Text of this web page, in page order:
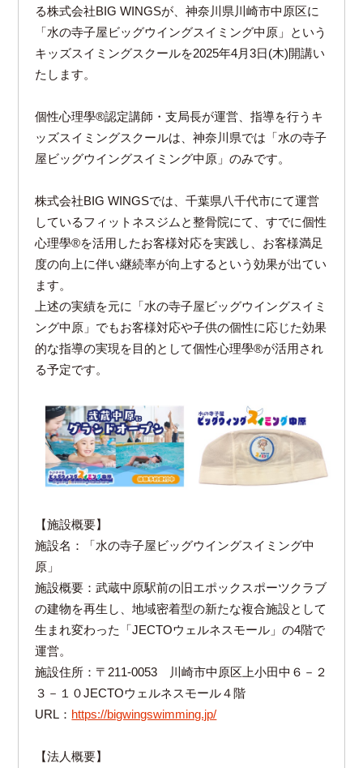
る株式会社BIG WINGSが、神奈川県川崎市中原区に
「水の寺子屋ビッグウイングスイミング中原」という
キッズスイミングスクールを2025年4月3日(木)開講い
たします。
個性心理學®️認定講師・支局長が運営、指導を行うキ
ッズスイミングスクールは、神奈川県では「水の寺子
屋ビッグウイングスイミング中原」のみです。
株式会社BIG WINGSでは、千葉県八千代市にて運営
しているフィットネスジムと整骨院にて、すでに個性
心理學®️を活用したお客様対応を実践し、お客様満足
度の向上に伴い継続率が向上するという効果が出てい
ます。
上述の実績を元に「水の寺子屋ビッグウイングスイミ
ング中原」でもお客様対応や子供の個性に応じた効果
的な指導の実現を目的として個性心理學®️が活用され
る予定です。
【施設概要】
施設名：「水の寺子屋ビッグウイングスイミング中
原」
施設概要：武蔵中原駅前の旧エポックスポーツクラブ
の建物を再生し、地域密着型の新たな複合施設として
生まれ変わった「JECTOウェルネスモール」の4階で
運営。
施設住所：〒211-0053 川崎市中原区上小田中６－２
３－１０JECTOウェルネスモール４階
URL： https://bigwingswimming.jp/
【法人概要】